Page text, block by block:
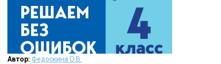
Автор: Федоскина О.В.